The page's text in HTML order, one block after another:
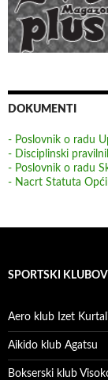
DOKUMENTI
- Poslovnik o radu
- Disciplinski
- Poslovnik o radu
- Nacrt Statuta
SPORTSKI KLUBOVI
Aero klub Izet
Aikido klub Agatsu
Bokserski klub